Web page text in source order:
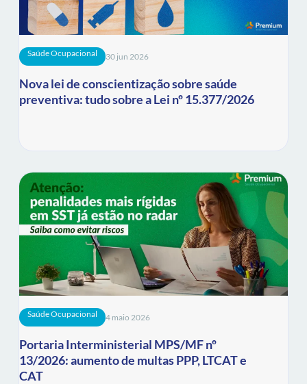
Saúde Ocupacional 30 jun 2026
Nova lei de conscientização sobre saúde
preventiva: tudo sobre a Lei nº 15.377/2026
Saúde Ocupacional 4 maio 2026
Portaria Interministerial MPS/MF nº
13/2026: aumento de multas PPP, LTCAT e
CAT